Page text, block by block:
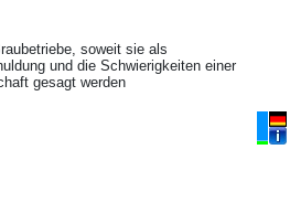
soweit sie als
und die Schwierigkeiten einer
gesagt werden